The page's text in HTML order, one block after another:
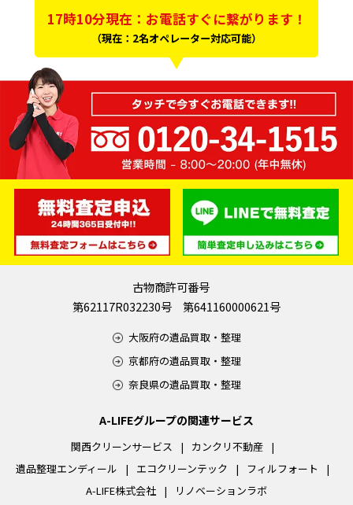
17時10分現在：お電話すぐに繋がります！
（現在：2名オペレーター対応可能）
古物商許可番号
第62117R032230号 第641160000621号
大阪府の遺品買取・整理
京都府の遺品買取・整理
奈良県の遺品買取・整理
A-LIFEグループの関連サービス
関西クリーンサービス
カンクリ不動産
遺品整理エンディール
エコクリーンテック
フィルフォート
A-LIFE株式会社
リノベーションラボ